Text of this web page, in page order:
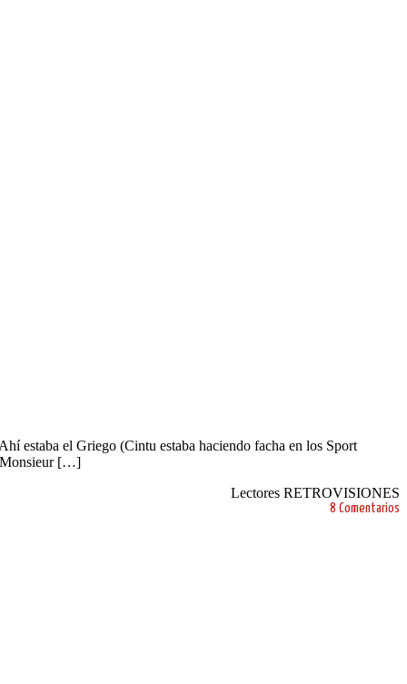
estaba el Griego (Cintu estaba haciendo facha en los Sport
Monsieur […]
Lectores RETROVISIONES
8 Comentarios